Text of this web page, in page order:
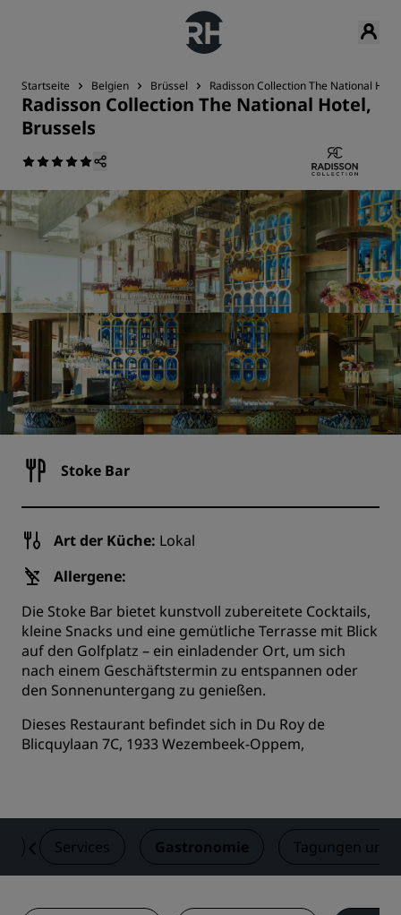
Startseite Belgien Brüssel Radisson Collection The National
Radisson Collection The National Hotel,
Brussels
Stoke Bar
Art der Küche: Lokal
Allergene:
Die Stoke Bar bietet kunstvoll zubereitete Cocktails,
kleine Snacks und eine gemütliche Terrasse mit Blick
auf den Golfplatz – ein einladender Ort, um sich
nach einem Geschäftstermin zu entspannen oder
den Sonnenuntergang zu genießen.
Dieses Restaurant befindet sich in Du Roy de
Blicquylaan 7C, 1933 Wezembeek-Oppem,
Services Gastronomie Tagungen und